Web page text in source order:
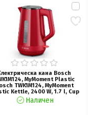
кана Bosch
MyMoment Plastic
TWK1M124, MyMoment
Kettle, 2400 W, 1.7 l, Cup
Limescale filter, Triple
safety function, Red
Наличен